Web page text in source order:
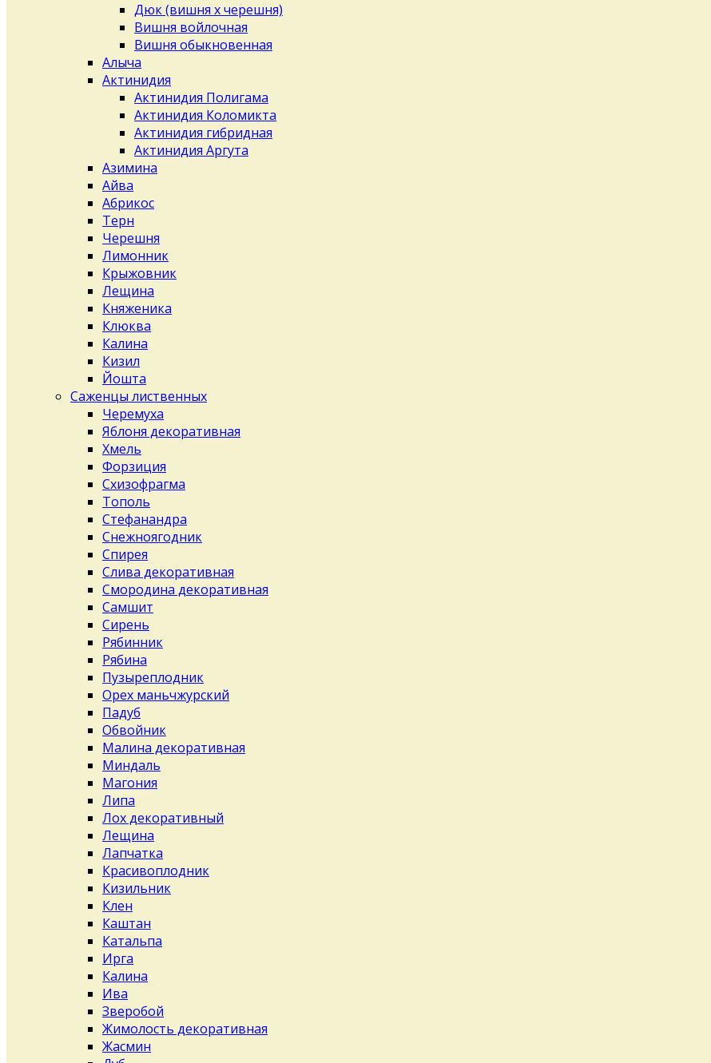
Дюк (вишня х черешня)
Вишня войлочная
Вишня обыкновенная
Алыча
Актинидия
Актинидия Полигама
Актинидия Коломикта
Актинидия гибридная
Актинидия Аргута
Азимина
Айва
Абрикос
Терн
Черешня
Лимонник
Крыжовник
Лещина
Княженика
Клюква
Калина
Кизил
Йошта
Саженцы лиственных
Черемуха
Яблоня декоративная
Хмель
Форзиция
Схизофрагма
Тополь
Стефанандра
Снежноягодник
Спирея
Слива декоративная
Смородина декоративная
Самшит
Сирень
Рябинник
Рябина
Пузыреплодник
Орех маньчжурский
Падуб
Обвойник
Малина декоративная
Миндаль
Магония
Липа
Лох декоративный
Лещина
Лапчатка
Красивоплодник
Кизильник
Клен
Каштан
Катальпа
Ирга
Калина
Ива
Зверобой
Жимолость декоративная
Жасмин